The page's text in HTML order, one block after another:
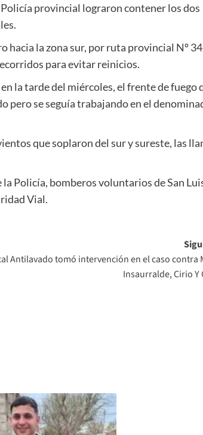
provincial lograron contener los dos
hacia la zona sur, por ruta provincial Nº
para evitar reinicios.
la tarde del miércoles, el frente de fuego
pero se seguía trabajando en el
que soplaron del sur y sureste, las
Policía, bomberos voluntarios de San
Vial.
Antilavado tomó intervención en el caso contra
Insaurralde, Cirio Y